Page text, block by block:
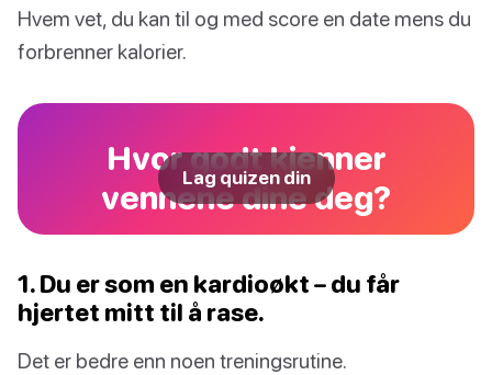
Hvem vet, du kan til og med score en date mens du
forbrenner kalorier.
Hvor godt kjenner
vennene dine deg?
Lag quizen din
1. Du er som en kardioøkt – du får
hjertet mitt til å rase.
Det er bedre enn noen treningsrutine.